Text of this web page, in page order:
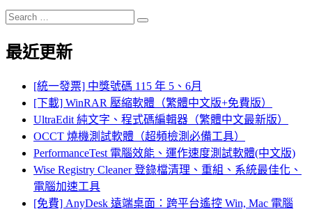
Search
for:
Search
最近更新
[統一發票] 中獎號碼 115 年 5、6月
[下載] WinRAR 壓縮軟體（繁體中文版+免費版）
UltraEdit 純文字、程式碼編輯器（繁體中文最新版）
OCCT 燒機測試軟體（超頻檢測必備工具）
PerformanceTest 電腦效能、運作速度測試軟體(中文版)
Wise Registry Cleaner 登錄檔清理、重組、系統最佳化、
電腦加速工具
[免費] AnyDesk 遠端桌面：跨平台遙控 Win, Mac 電腦